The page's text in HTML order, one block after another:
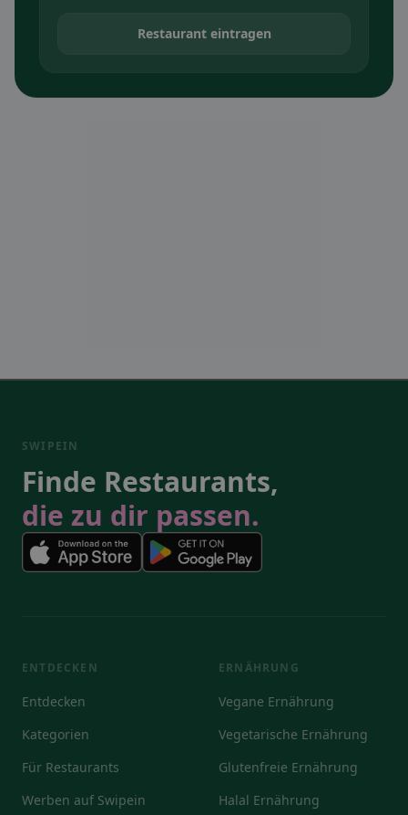
Restaurant eintragen
SWIPEIN
Finde Restaurants,
die zu dir passen.
ENTDECKEN
Entdecken
Kategorien
Für Restaurants
Werben auf Swipein
ERNÄHRUNG
Vegane Ernährung
Vegetarische Ernährung
Glutenfreie Ernährung
Halal Ernährung